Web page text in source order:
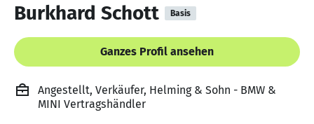
Burkhard Schott Basis
Ganzes Profil ansehen
Angestellt, Verkäufer, Helming & Sohn - BMW &
MINI Vertragshändler